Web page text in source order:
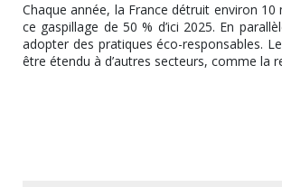
Chaque année, la France détruit environ
ce gaspillage de 50 % d’ici 2025. En
adopter des pratiques éco-responsables.
être étendu à d’autres secteurs, comme la